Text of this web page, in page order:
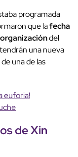
programada
que lafecha
del
una nueva
una de las
euforia!
deXin